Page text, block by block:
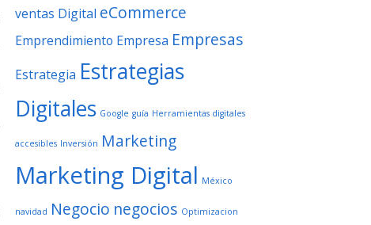
ventas Digital eCommerce
Emprendimiento Empresa Empresas
Estrategia Estrategias
Digitales Google guía Herramientas digitales
accesibles Inversión Marketing
Marketing Digital México
navidad Negocio negocios Optimizacion